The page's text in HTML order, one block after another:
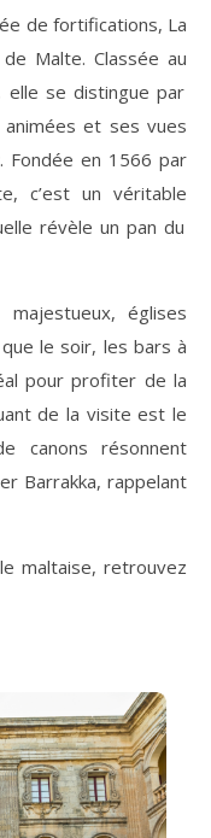
de fortifications, La
de Malte. Classée au
elle se distingue par
et ses vues
. Fondée en 1566 par
c’est un véritable
révèle un pan du
églises
le soir, les bars à
pour profiter de la
de la visite est le
canons résonnent
Barrakka, rappelant
maltaise, retrouvez